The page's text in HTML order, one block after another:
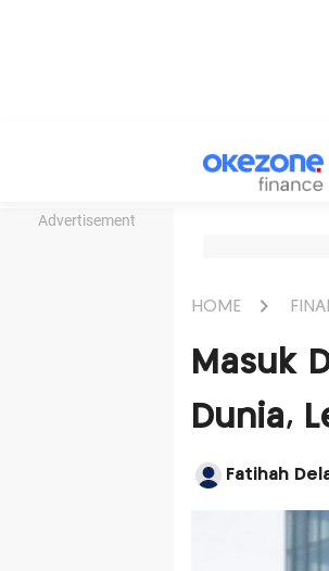
Advertisement
HOME
Masuk
Dunia,
Fatihah